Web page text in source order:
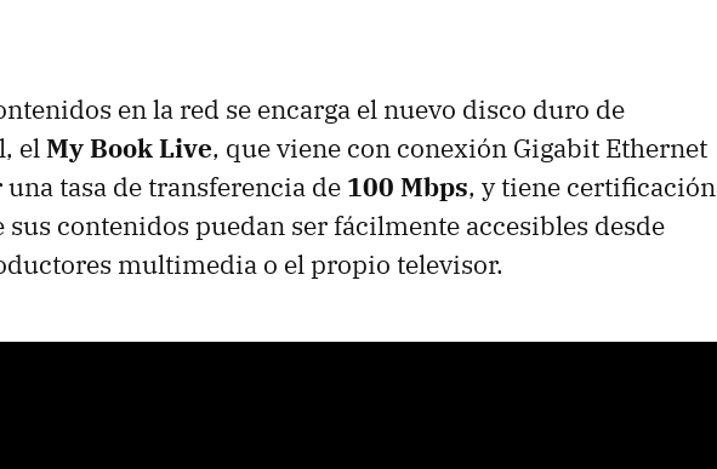
en la red se encarga el nuevo disco duro de
elMy Book Live, que viene con conexión Gigabit Ethernet
tasa de transferencia de 100 Mbps, y tiene certificación
sus contenidos puedan ser fácilmente accesibles desde
multimedia o el propio televisor.